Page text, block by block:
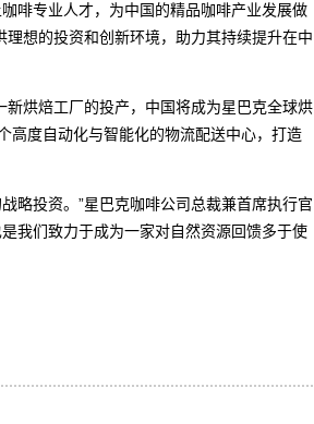
啡专业人才，为中国的精品咖啡产业发展做
想的投资和创新环境，助力其持续提升在中
烘焙工厂的投产，中国将成为星巴克全球烘
高度自动化与智能化的物流配送中心，打造
投资。”星巴克咖啡公司总裁兼首席执行官
我们致力于成为一家对自然资源回馈多于使